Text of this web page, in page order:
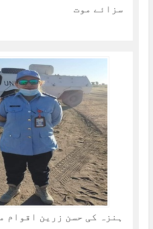
سزائے موت
ہنزہ کی حسن زرین اقوام